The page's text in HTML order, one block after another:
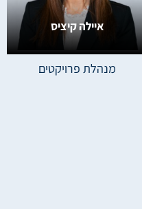
איילה קיציס
מנהלת פרויקטים